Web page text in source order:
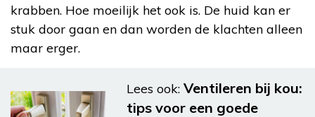
krabben. Hoe moeilijk het ook is. De huid kan er
stuk door gaan en dan worden de klachten alleen
maar erger.
Lees ook: Ventileren bij kou:
tips voor een goede